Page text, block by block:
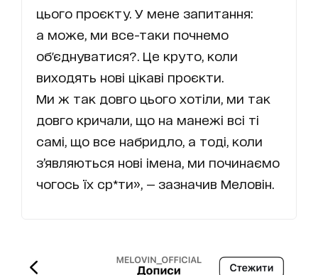
цього проєкту. У мене запитання:
а може, ми все-таки почнемо
об'єднуватися?. Це круто, коли
виходять нові цікаві проєкти.
Ми ж так довго цього хотіли, ми так
довго кричали, що на манежі всі ті
самі, що все набридло, а тоді, коли
з’являються нові імена, ми починаємо
чогось їх ср*ти», — зазначив Меловін.